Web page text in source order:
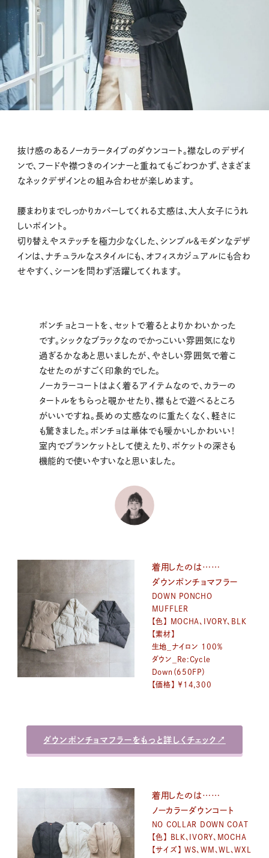
抜け感のあるノーカラータイプのダウンコート。襟なしのデザイ
ンで、フードや襟つきのインナーと重ねてもごわつかず、さまざま
なネックデザインとの組み合わせが楽しめます。
腰まわりまでしっかりカバーしてくれる丈感は、大人女子にうれ
しいポイント。
切り替えやステッチを極力少なくした、シンプル＆モダンなデザ
インは、ナチュラルなスタイルにも、オフィスカジュアルにも合わ
せやすく、シーンを問わず活躍してくれます。
ポンチョとコートを、セットで着るとよりかわいかった
です。シックなブラックなのでかっこいい雰囲気になり
過ぎるかなあと思いましたが、やさしい雰囲気で着こ
なせたのがすごく印象的でした。
ノーカラーコートはよく着るアイテムなので、カラーの
タートルをちらっと覗かせたり、襟もとで遊べるところ
がいいですね。長めの丈感なのに重たくなく、軽さに
も驚きました。ポンチョは単体でも暖かいしかわいい！
室内でブランケットとして使えたり、ポケットの深さも
機能的で使いやすいなと思いました。
着用したのは……
ダウンポンチョマフラー
DOWN PONCHO
MUFFLER
【色】 MOCHA、IVORY、BLK
【素材】
生地_ナイロン 100％
ダウン_Re:Cycle
Down（650FP）
【価格】 ￥14,300
ダウンポンチョマフラーをもっと詳しくチェック↗︎
着用したのは……
ノーカラーダウンコート
NO COLLAR DOWN COAT
【色】 BLK、IVORY、MOCHA
【サイズ】 WS、WM、WL、WXL